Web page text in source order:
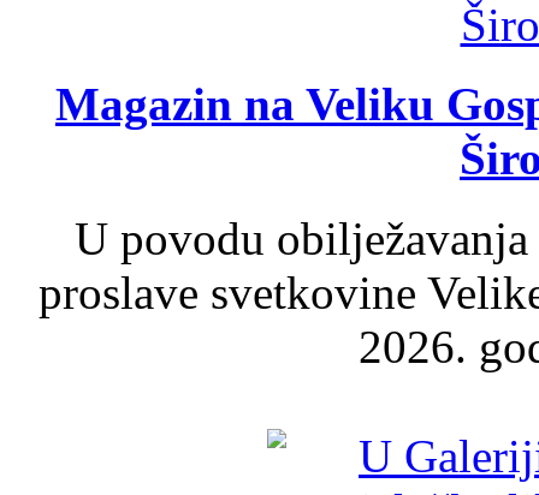
Magazin na Veliku
U povodu
proslave svetkovine
2026.